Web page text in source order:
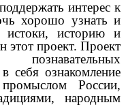
интерес к
хорошо узнать и
истоки, историю и
этот проект. Проект
себя ознакомление
России,
народным